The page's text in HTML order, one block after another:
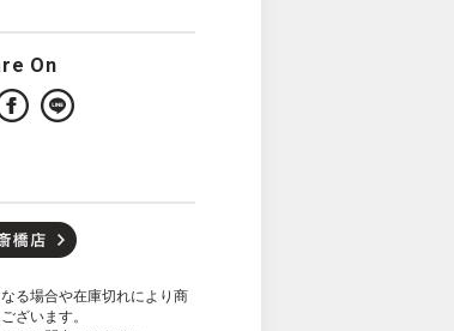
On
る場合や在庫切れにより商
ざいます。